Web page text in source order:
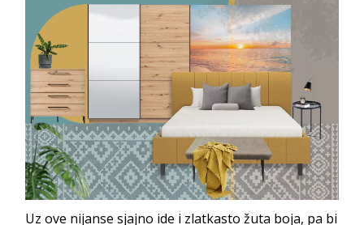
Uz ove nijanse sjajno ide i zlatkasto žuta boja, pa bi